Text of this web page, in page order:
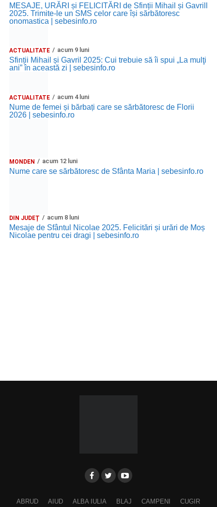
MESAJE, URĂRI și FELICITĂRI de Sfinții Mihail și Gavrill
2025. Trimite-le un SMS celor care își sărbătoresc
onomastica | sebesinfo.ro
ACTUALITATE acum 9 luni
Sfinții Mihail și Gavril 2025: Cui trebuie să îi spui „La mulţi
ani” în această zi | sebesinfo.ro
ACTUALITATE acum 4 luni
Nume de femei și bărbați care se sărbătoresc de Florii
2026 | sebesinfo.ro
MONDEN acum 12 luni
Nume care se sărbătoresc de Sfânta Maria | sebesinfo.ro
DIN JUDEȚ acum 8 luni
Mesaje de Sfântul Nicolae 2025. Felicitări și urări de Moș
Nicolae pentru cei dragi | sebesinfo.ro
ABRUD AIUD ALBA IULIA BLAJ CAMPENI CUGIR